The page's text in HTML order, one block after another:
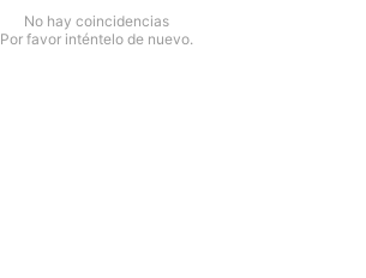
No hay coincidencias
Por favor inténtelo de nuevo.